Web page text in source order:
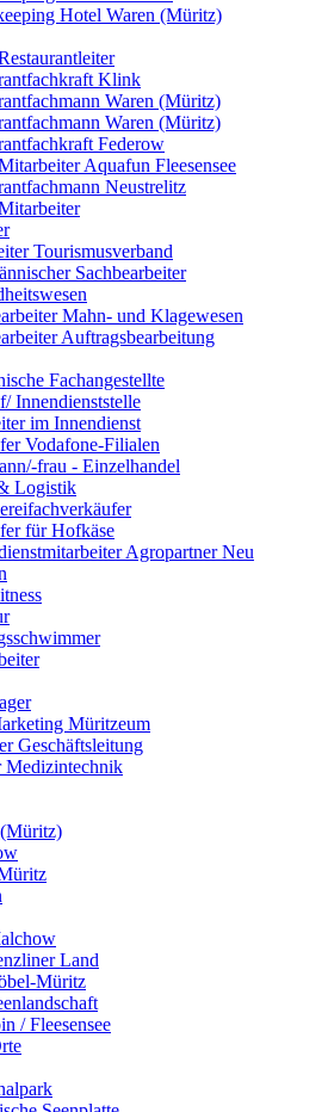
Hotel Waren (Müritz)
Klink
Waren (Müritz)
Waren (Müritz)
Federow
Aquafun Fleesensee
Neustrelitz
Tourismusverband
Sachbearbeiter
Mahn- und Klagewesen
Auftragsbearbeitung
Fachangestellte
Innendienststelle
im Innendienst
Vodafone-Filialen
frau - Einzelhandel
Logistik
für Hofkäse
Agropartner Neu
Müritzeum
Geschäftsleitung
Medizintechnik
Land
Müritz
/ Fleesensee